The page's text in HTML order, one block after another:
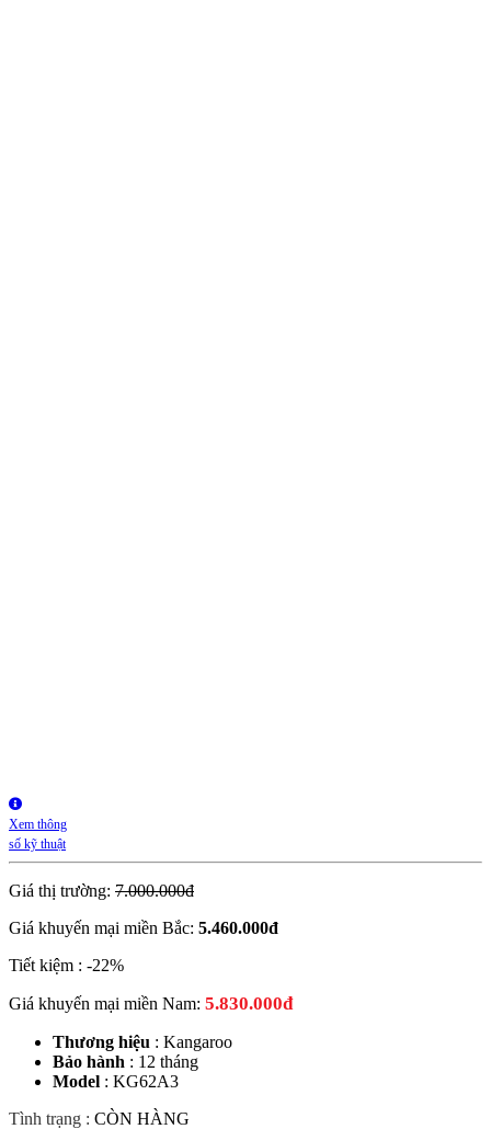
Xem thông
số kỹ thuật
Giá thị trường: 7.000.000đ
Giá khuyến mại miền Bắc: 5.460.000đ
Tiết kiệm : -22%
Giá khuyến mại miền Nam: 5.830.000đ
Thương hiệu : Kangaroo
Bảo hành : 12 tháng
Model : KG62A3
Tình trạng : CÒN HÀNG